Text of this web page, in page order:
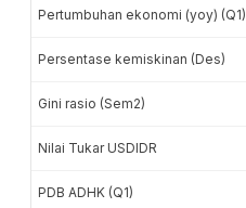
Pertumbuhan ekonomi (yoy) (Q1)
Persentase kemiskinan (Des)
Gini rasio (Sem2)
Nilai Tukar USDIDR
PDB ADHK (Q1)